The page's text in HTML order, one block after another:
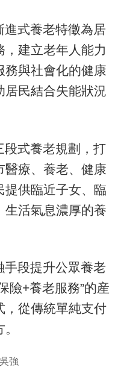
式養老特徵為居
，建立老年人能力
務與社會化的健康
居民結合失能狀況
段式養老規劃，打
醫療、養老、健康
提供臨近子女、臨
生活氣息濃厚的養
段提升公眾養老
險+養老服務”的産
，從傳統單純支付
強